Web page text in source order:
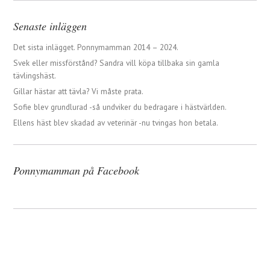
Senaste inläggen
Det sista inlägget. Ponnymamman 2014 – 2024.
Svek eller missförstånd? Sandra vill köpa tillbaka sin gamla
tävlingshäst.
Gillar hästar att tävla? Vi måste prata.
Sofie blev grundlurad -så undviker du bedragare i hästvärlden.
Ellens häst blev skadad av veterinär -nu tvingas hon betala.
Ponnymamman på Facebook